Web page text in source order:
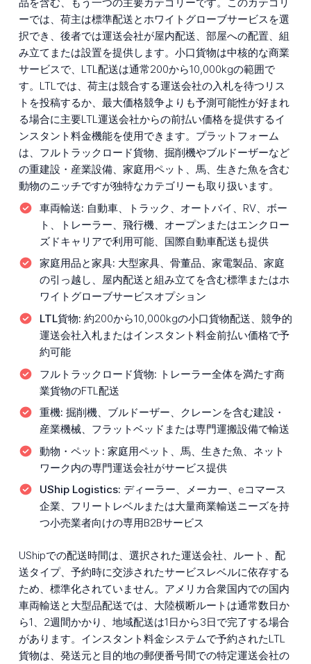
品を含む、もう一つの主要カテゴリーです。このカテゴリ
ーでは、荷主は標準配送とホワイトグローブサービスを選
択でき、後者では運送会社が屋内配送、部屋への配置、組
み立てまたは設置を提供します。小口貨物は中核的な商業
サービスで、LTL配送は通常200から10,000kgの範囲で
す。LTLでは、荷主は競合する運送会社の入札を待つリス
トを投稿するか、最大価格競争よりも予測可能性が好まれ
る場合に主要LTL運送会社からの前払い価格を提供するイ
ンスタント料金機能を使用できます。プラットフォーム
は、フルトラックロード貨物、掘削機やブルドーザーなど
の重建設・産業設備、家庭用ペット、馬、生きた魚を含む
動物のニッチですが独特なカテゴリーも取り扱います。
車両輸送: 自動車、トラック、オートバイ、RV、ボー
ト、トレーラー、飛行機、オープンまたはエンクロー
ズドキャリアで利用可能、国際自動車配送も提供
家庭用品と家具: 大型家具、骨董品、家電製品、家庭
の引っ越し、屋内配送と組み立てを含む標準またはホ
ワイトグローブサービスオプション
LTL貨物: 約200から10,000kgの小口貨物配送、競争的
運送会社入札またはインスタント料金前払い価格で予
約可能
フルトラックロード貨物: トレーラー全体を満たす商
業貨物のFTL配送
重機: 掘削機、ブルドーザー、クレーンを含む建設・
産業機械、フラットベッドまたは専門運搬設備で輸送
動物・ペット: 家庭用ペット、馬、生きた魚、ネット
ワーク内の専門運送会社がサービス提供
UShip Logistics: ディーラー、メーカー、eコマース
企業、フリートレベルまたは大量商業輸送ニーズを持
つ小売業者向けの専用B2Bサービス
UShipでの配送時間は、選択された運送会社、ルート、配
送タイプ、予約時に交渉されたサービスレベルに依存する
ため、標準化されていません。アメリカ合衆国内での国内
車両輸送と大型品配送では、大陸横断ルートは通常数日か
ら1、2週間かかり、地域配送は1日から3日で完了する場合
があります。インスタント料金システムで予約されたLTL
貨物は、発送元と目的地の郵便番号間での特定運送会社の